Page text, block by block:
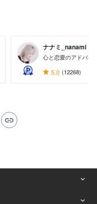
ナナミ_nanami
心と恋愛のアドバイ
5.0 (12268)